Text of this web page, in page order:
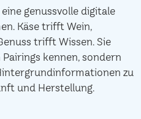
genussvolle digitale
Käse trifft Wein,
trifft Wissen. Sie
kennen, sondern
zu
und Herstellung.